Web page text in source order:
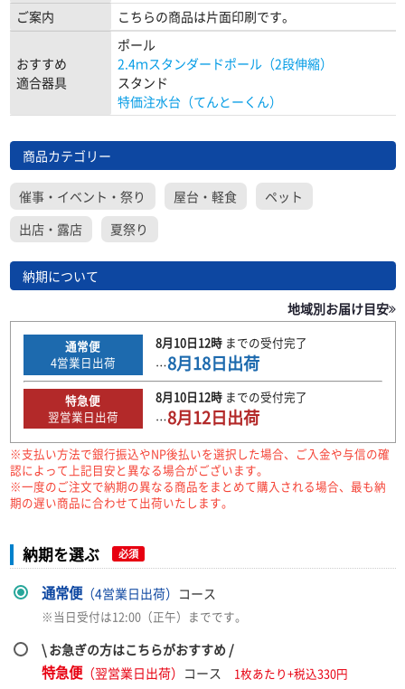
ご案内
こちらの商品は片面印刷です。
おすすめ
適合器具
ポール
2.4ｍスタンダードポール（2段伸縮）
スタンド
特価注水台（てんとーくん）
商品カテゴリー
催事・イベント・祭り 屋台・軽食
ペット
出店・露店
夏祭り
納期について
地域別お届け目安
通常便
4営業日出荷
8月10日12時までの受付完了
…8月18日出荷
特急便
翌営業日出荷
8月10日12時までの受付完了
…8月12日出荷
※支払い方法で銀行振込やNP後払いを選択した場合、ご入金や与信の確
認によって上記目安と異なる場合がございます。
※一度のご注文で納期の異なる商品をまとめて購入される場合、最も納
期の遅い商品に合わせて出荷いたします。
納期を選ぶ 必須
通常便（4営業日出荷） コース
※当日受付は12:00（正午）までです。
\ お急ぎの方はこちらがおすすめ /
特急便（翌営業日出荷） コース
1枚あたり+税込330円